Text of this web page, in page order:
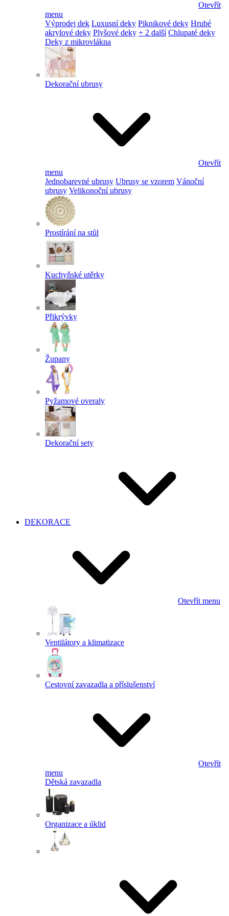
Otevřít
menu
Výprodej dek Luxusní deky Piknikové deky Hrubé
akrylové deky Plyšové deky + 2 další Chlupaté deky
Deky z mikrovlákna
Dekorační ubrusy
Otevřít
menu
Jednobarevné ubrusy Ubrusy se vzorem Vánoční
ubrusy Velikonoční ubrusy
Prostírání na stůl
Kuchyňské utěrky
Přikrývky
Župany
Pyžamové overaly
Dekorační sety
DEKORACE
Otevřít menu
Ventilátory a klimatizace
Cestovní zavazadla a příslušenství
Otevřít
menu
Dětská zavazadla
Organizace a úklid